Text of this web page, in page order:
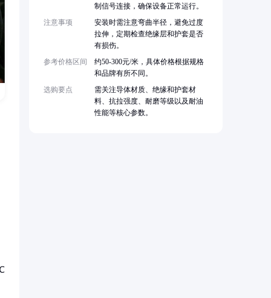
制信号连接，确保设备正常运行。
注意事项
安装时需注意弯曲半径，避免过度
拉伸，定期检查绝缘层和护套是否
有损伤。
参考价格区间
约50-300元/米，具体价格根据规格
和品牌有所不同。
选购要点
需关注导体材质、绝缘和护套材
料、抗拉强度、耐磨等级以及耐油
性能等核心参数。